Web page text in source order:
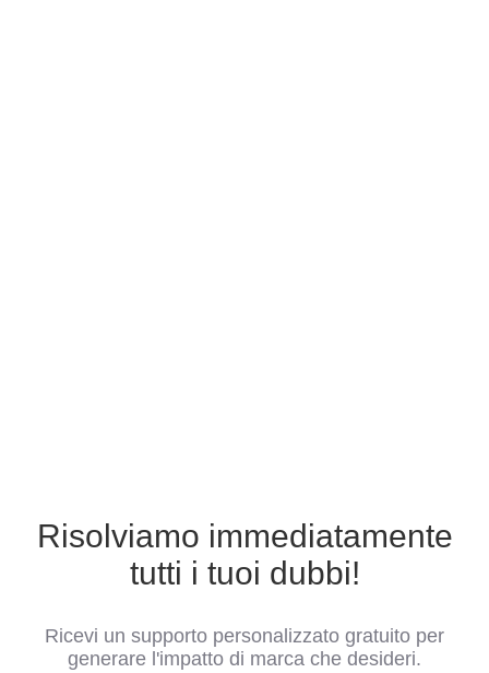
Risolviamo immediatamente
tutti i tuoi dubbi!
Ricevi un supporto personalizzato gratuito per
generare l'impatto di marca che desideri.